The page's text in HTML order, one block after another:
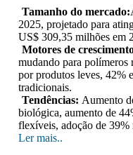
Tamanho do mercado:
2025, projetado para
US$ 309,35 milhões em
Motores de
mudando para polímeros
por produtos leves, 42%
tradicionais.
Tendências: Aumento
biológica, aumento de
flexíveis, adoção de 39%
Ler mais..